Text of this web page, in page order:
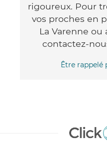
rigoureux. Pour
vos proches en
La Varenne ou
contactez-
Être rappelé